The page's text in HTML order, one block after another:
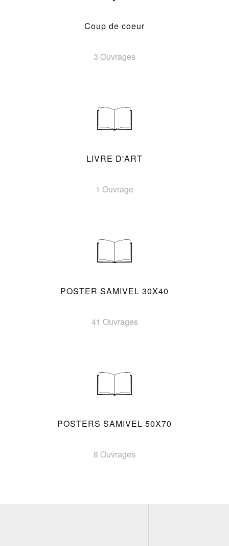
Coup de coeur
3 Ouvrages
LIVRE D'ART
1 Ouvrage
POSTER SAMIVEL 30X40
41 Ouvrages
POSTERS SAMIVEL 50X70
8 Ouvrages